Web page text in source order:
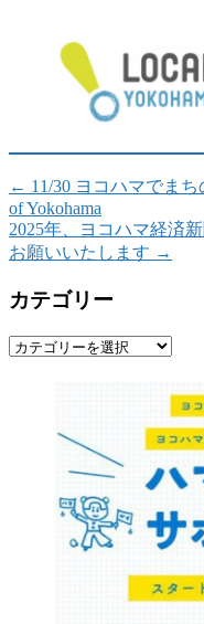
← 11/30 ヨコハマでまち
of Yokohama
2025年、ヨコハマ経済
お願いいたします →
カテゴリー
カ